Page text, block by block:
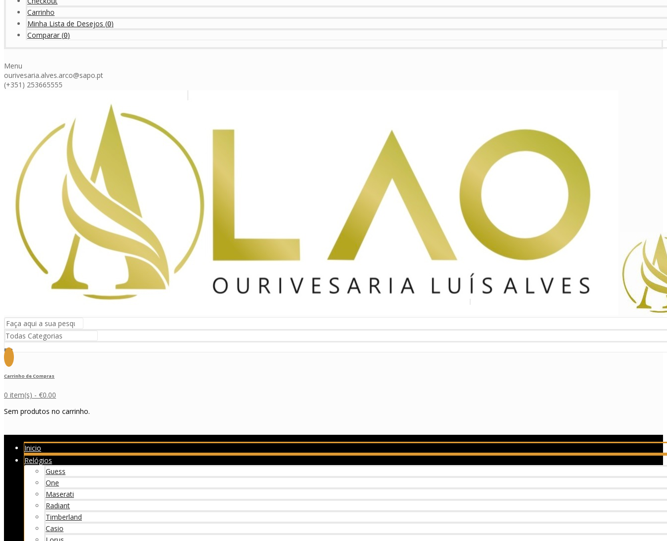
Carrinho
Minha Lista de Desejos (0)
Comparar (0)
Menu
ourivesaria.alves.arco@sapo.pt
(+351) 253665555
Carrinho de Compras
0 item(s) - €0.00
Sem produtos no carrinho.
Inicio
Relógios
Guess
One
Maserati
Radiant
Timberland
Casio